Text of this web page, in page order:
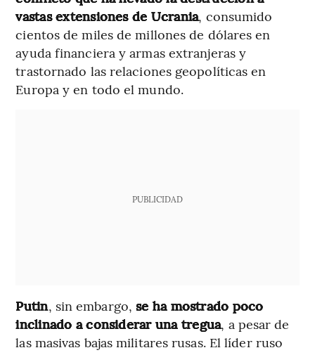
vastas extensiones de Ucrania, consumido
cientos de miles de millones de dólares en
ayuda financiera y armas extranjeras y
trastornado las relaciones geopolíticas en
Europa y en todo el mundo.
PUBLICIDAD
Putin, sin embargo,se ha mostrado poco
inclinado a considerar una tregua, a pesar de
las masivas bajas militares rusas. El líder ruso